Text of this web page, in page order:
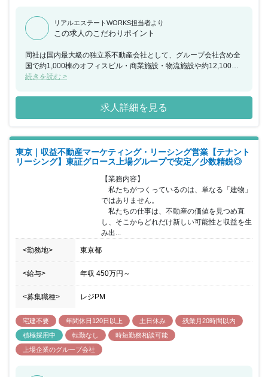
リアルエステートWORKS担当者より
この求人のこだわりポイント
同社は国内最大級の独立系不動産会社として、グループ会社含め全
国で約1,000棟のオフィスビル・商業施設・物流施設や約12,100を
超える店舗施設のマネジメントを手掛けています。「日本株式会社
スプロバイダーとして、時代に合わせた不動産戦略を企画・立案し
ており、適切で正しいサービスをお客様に提供し成長を続けていま
す。 同ポジションにおいては、経験・スキルに応じてPMまたはBM
ており、充実の教育制度が整っておりますので未経験者でも安心し
て勤務をスタートさせることが可能です。 資産価値最大化のプロフ
ェッショナルとして着実に成長できる環境があり、オーナー様にと
って本当も役に立つ提案を実施することが出来る企業になります。
続きを読む >
求人詳細を見る
東京｜収益不動産マーケティング・リーシング営業【テナント
リーシング】東証グロース上場グループで安定／少数精鋭◎
【業務内容】
私たちがつくっているのは、単なる「建物」
ではありません。
私たちの仕事は、不動産の価値を見つめ直
し、そこからどれだけ新しい可能性と収益を生
み出...
<勤務地> 東京都
<給与> 年収 450万円 ～
<募集職種> レジPM
宅建不要 年間休日120日以上 土日休み
残業月20時間以内
積極採用中
転勤なし
時短勤務相談可能
上場企業のグループ会社